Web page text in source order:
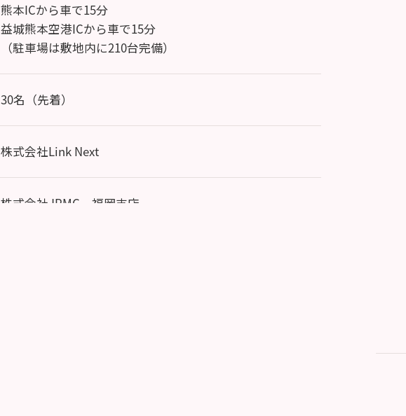
熊本ICから車で15分
益城熊本空港ICから車で15分
（駐車場は敷地内に210台完備）
30名（先着）
株式会社Link Next
株式会社JPMC 福岡支店